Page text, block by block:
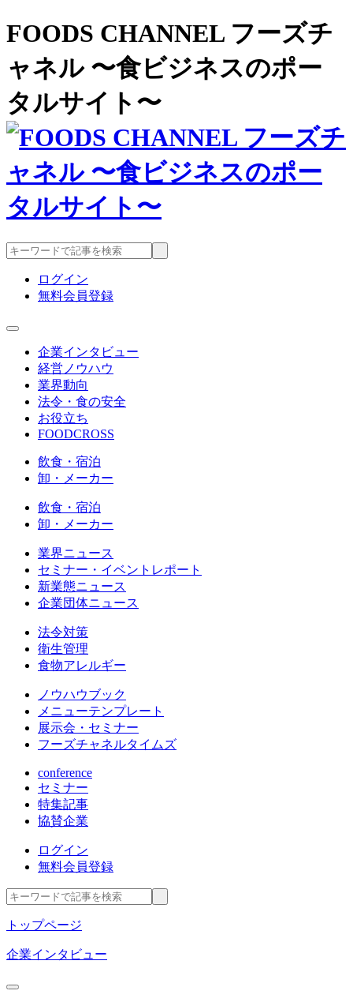
FOODS CHANNEL フーズチ
ャネル 〜食ビジネスのポー
タルサイト〜
ログイン
無料会員登録
企業インタビュー
経営ノウハウ
業界動向
法令・食の安全
お役立ち
FOODCROSS
飲食・宿泊
卸・メーカー
飲食・宿泊
卸・メーカー
業界ニュース
セミナー・イベントレポート
新業態ニュース
企業団体ニュース
法令対策
衛生管理
食物アレルギー
ノウハウブック
メニューテンプレート
展示会・セミナー
フーズチャネルタイムズ
conference
セミナー
特集記事
協賛企業
ログイン
無料会員登録
トップページ
企業インタビュー